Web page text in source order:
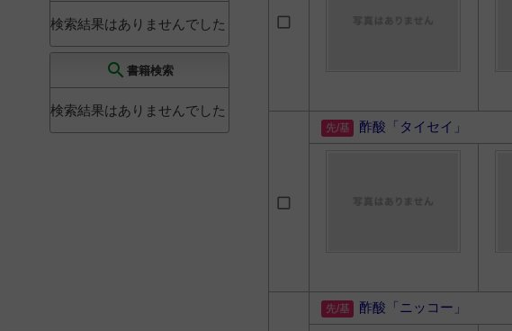
検索結果はありませんでした
search 書籍検索
検索結果はありませんでした
酢酸「タイセイ」
酢酸「ニッコー」